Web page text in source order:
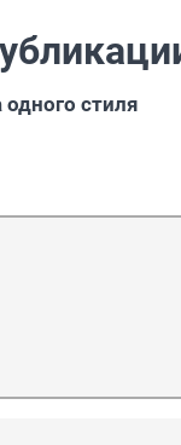
стиля